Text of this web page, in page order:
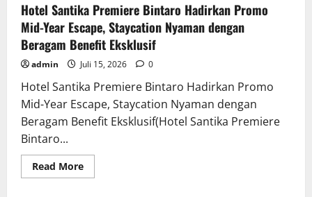
Hotel Santika Premiere Bintaro Hadirkan Promo
Mid-Year Escape, Staycation Nyaman dengan
Beragam Benefit Eksklusif
admin Juli 15, 2026 0
Hotel Santika Premiere Bintaro Hadirkan Promo
Mid-Year Escape, Staycation Nyaman dengan
Beragam Benefit Eksklusif(Hotel Santika Premiere
Bintaro...
Read MoreRead
more